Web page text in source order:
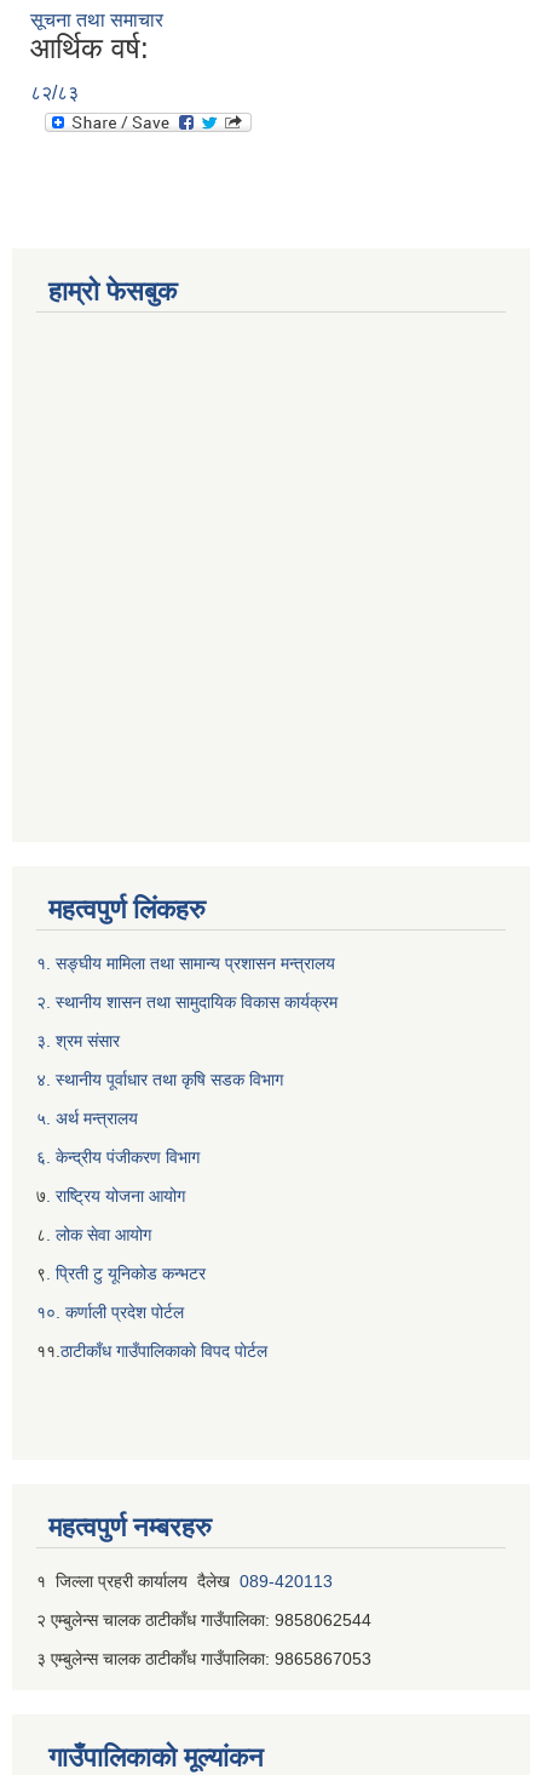
सूचना तथा समाचार
आर्थिक वर्ष:
८२/८३
हाम्रो फेसबुक
महत्वपुर्ण लिंकहरु
१. सङ्घीय मामिला तथा सामान्य प्रशासन मन्त्रालय
२. स्थानीय शासन तथा सामुदायिक विकास कार्यक्रम
३. श्रम संसार
४. स्थानीय पूर्वाधार तथा कृषि सडक विभाग
५. अर्थ मन्त्रालय
६. केन्द्रीय पंजीकरण विभाग
७. राष्ट्रिय योजना आयोग
८. लोक सेवा आयोग
९. प्रिती टु यूनिकोड कन्भटर
१०. कर्णाली प्रदेश पोर्टल
११.ठाटीकाँध गाउँपालिकाकाे विपद पाेर्टल
महत्वपुर्ण नम्बरहरु
१ जिल्‍ला प्रहरी कार्यालय दैलेख 089-420113
२ एम्बुलेन्स चालक ठाटीकाँध गाउँपालिका: 9858062544
३ एम्बुलेन्स चालक ठाटीकाँध गाउँपालिका: 9865867053
गाउँपालिकाकाे मूल्यांकन